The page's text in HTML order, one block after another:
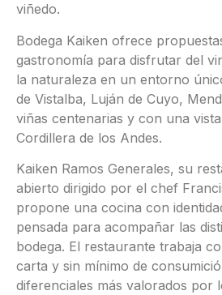
viñedo.
Bodega Kaiken ofrece
gastronomía para disfrutar del
la naturaleza en un entorno
de Vistalba, Luján de Cuyo,
viñas centenarias y con una
Cordillera de los Andes.
Kaiken Ramos Generales, su
abierto dirigido por el chef
propone una cocina con
pensada para acompañar las
bodega. El restaurante trabaja
carta y sin mínimo de
diferenciales más valorados por